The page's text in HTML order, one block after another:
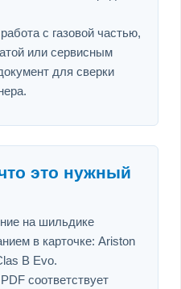
с газовой частью,
или сервисным
для сверки
это нужный
на шильдике
в карточке: Ariston
B Evo.
соответствует